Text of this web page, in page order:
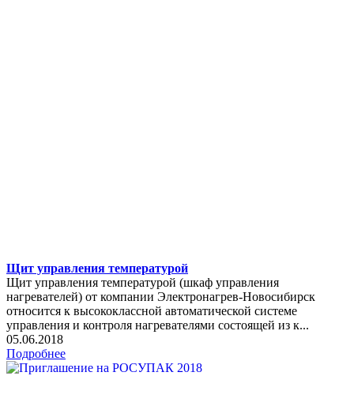
Щит управления температурой
Щит управления температурой (шкаф управления
нагревателей) от компании Электронагрев-Новосибирск
относится к высококлассной автоматической системе
управления и контроля нагревателями состоящей из к...
05.06.2018
Подробнее